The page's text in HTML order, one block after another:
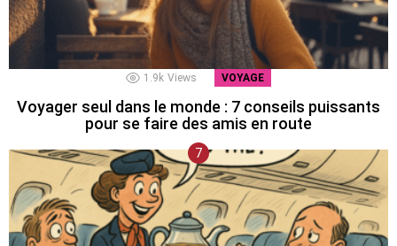
1.9k Views VOYAGE
Voyager seul dans le monde : 7 conseils puissants
pour se faire des amis en route